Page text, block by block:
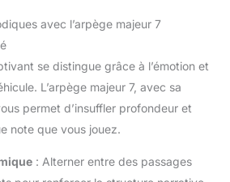
avec l’arpège majeur 7
se distingue grâce à l’émotion et
L’arpège majeur 7, avec sa
permet d’insuffler profondeur et
note que vous jouez.
: Alterner entre des passages